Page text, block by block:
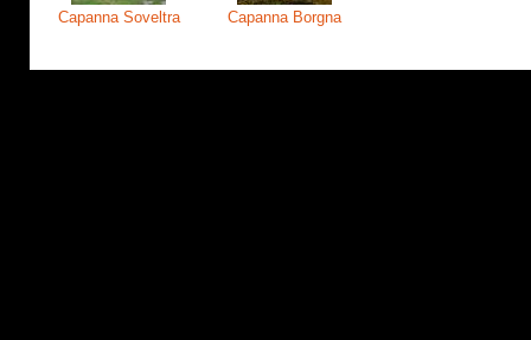
Capanna Soveltra Capanna Borgna